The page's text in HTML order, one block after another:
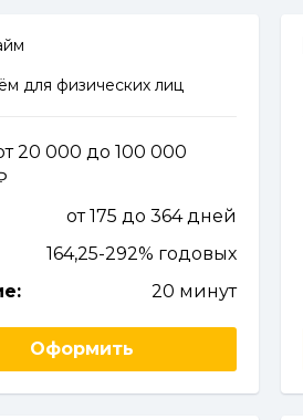
для физических лиц
20 000 до 100 000
от 175 до 364 дней
164,25-292% годовых
20 минут
Оформить